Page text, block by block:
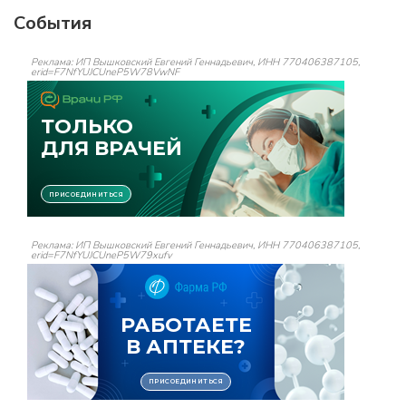
События
Реклама: ИП Вышковский Евгений Геннадьевич, ИНН 770406387105,
erid=F7NfYUJCUneP5W78VwNF
Реклама: ИП Вышковский Евгений Геннадьевич, ИНН 770406387105,
erid=F7NfYUJCUneP5W79xufv